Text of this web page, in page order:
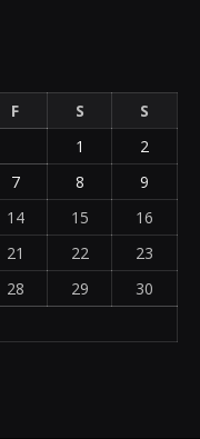
F S
S
1
2
7 8
9
14 15
16
21 22
23
28 29
30